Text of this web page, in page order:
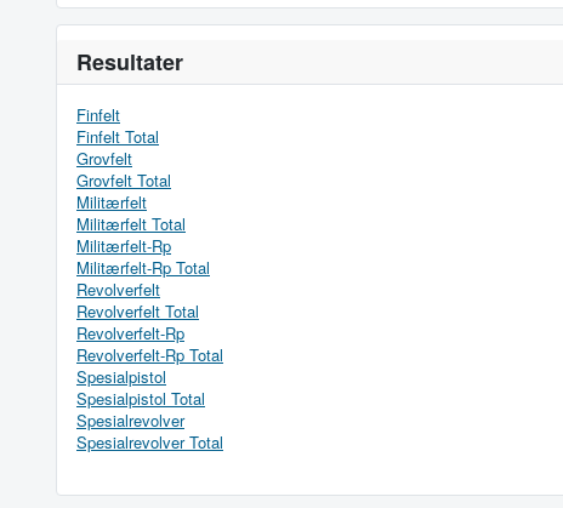
Resultater
Finfelt
Finfelt Total
Grovfelt
Grovfelt Total
Militærfelt
Militærfelt Total
Militærfelt-Rp
Militærfelt-Rp Total
Revolverfelt
Revolverfelt Total
Revolverfelt-Rp
Revolverfelt-Rp Total
Spesialpistol
Spesialpistol Total
Spesialrevolver
Spesialrevolver Total